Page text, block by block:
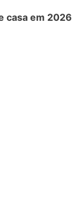
casa em 2026